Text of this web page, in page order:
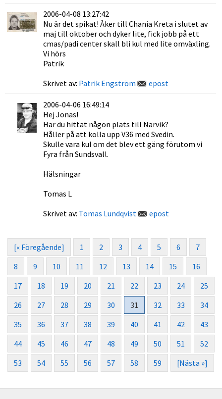
2006-04-08 13:27:42
Nu är det spikat! Åker till Chania Kreta i slutet av
maj till oktober och dyker lite, fick jobb på ett
cmas/padi center skall bli kul med lite omväxling.
Vi hörs
Patrik
Skrivet av: Patrik Engström epost
2006-04-06 16:49:14
Hej Jonas!
Har du hittat någon plats till Narvik?
Håller på att kolla upp V36 med Svedin.
Skulle vara kul om det blev ett gäng förutom vi
Fyra från Sundsvall.
Hälsningar
Tomas L
Skrivet av: Tomas Lundqvist epost
[« Föregående] 1 2 3 4 5 6
7
8
9 10 11 12 13 14 15
16
17
18 19 20 21 22 23 24
25
26
27 28 29 30 31 32 33
34
35
36 37 38 39 40 41 42
43
44
45 46 47 48 49 50 51
52
53
54 55 56 57 58 59 [Nästa »]